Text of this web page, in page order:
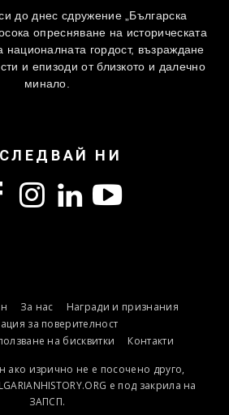
до днес сдружение „Българска
опресняване на историческата
националната гордост, възраждане
и епизоди от близкото и далечно
минало.
НИ
За нас
Награди и признания
за поверителност
на бисквитки
Контакти
ако изрично не е посочено друго,
е под закрила на
ЗАПСП.